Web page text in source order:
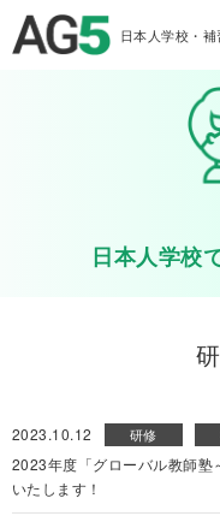
日本人学校・
日本人学校
2023.10.12 研修
2023年度「グローバル教師塾
いたします！